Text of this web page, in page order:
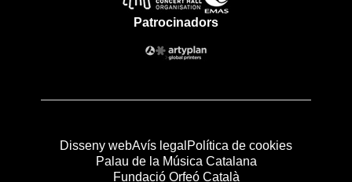
Patrocinadors
Disseny webAvís legal Política de cookies
Palau de la Música Catalana
Fundació Orfeó Català